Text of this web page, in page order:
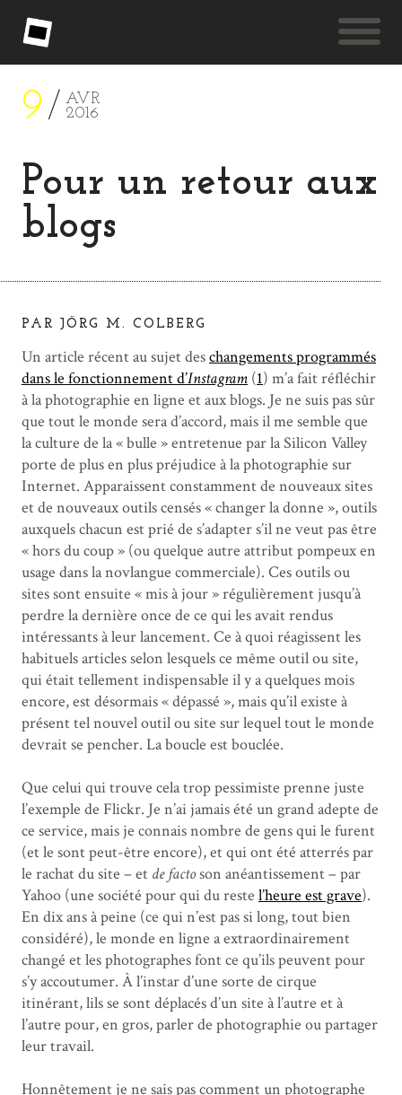
9
AVR
2016
Pour un retour aux
blogs
PAR JÖRG M. COLBERG
Un article récent au sujet deschangements programmés
dans le fonctionnement d’Instagram (1) m’a fait réfléchir
à la photographie en ligne et aux blogs. Je ne suis pas sûr
que tout le monde sera d’accord, mais il me semble que
la culture de la « bulle » entretenue par la Silicon Valley
porte de plus en plus préjudice à la photographie sur
Internet. Apparaissent constamment de nouveaux sites
et de nouveaux outils censés « changer la donne », outils
auxquels chacun est prié de s’adapter s’il ne veut pas être
« hors du coup » (ou quelque autre attribut pompeux en
usage dans la novlangue commerciale). Ces outils ou
sites sont ensuite « mis à jour » régulièrement jusqu’à
perdre la dernière once de ce qui les avait rendus
intéressants à leur lancement. Ce à quoi réagissent les
habituels articles selon lesquels ce même outil ou site,
qui était tellement indispensable il y a quelques mois
encore, est désormais « dépassé », mais qu’il existe à
présent tel nouvel outil ou site sur lequel tout le monde
devrait se pencher. La boucle est bouclée.
Que celui qui trouve cela trop pessimiste prenne juste
l’exemple de Flickr. Je n’ai jamais été un grand adepte de
ce service, mais je connais nombre de gens qui le furent
(et le sont peut-être encore), et qui ont été atterrés par
le rachat du site – et de factoson anéantissement – par
Yahoo (une société pour qui du reste l’heure est grave).
En dix ans à peine (ce qui n’est pas si long, tout bien
considéré), le monde en ligne a extraordinairement
changé et les photographes font ce qu’ils peuvent pour
s’y accoutumer. À l’instar d’une sorte de cirque
itinérant, lils se sont déplacés d’un site à l’autre et à
l’autre pour, en gros, parler de photographie ou partager
leur travail.
Honnêtement je ne sais pas comment un photographe